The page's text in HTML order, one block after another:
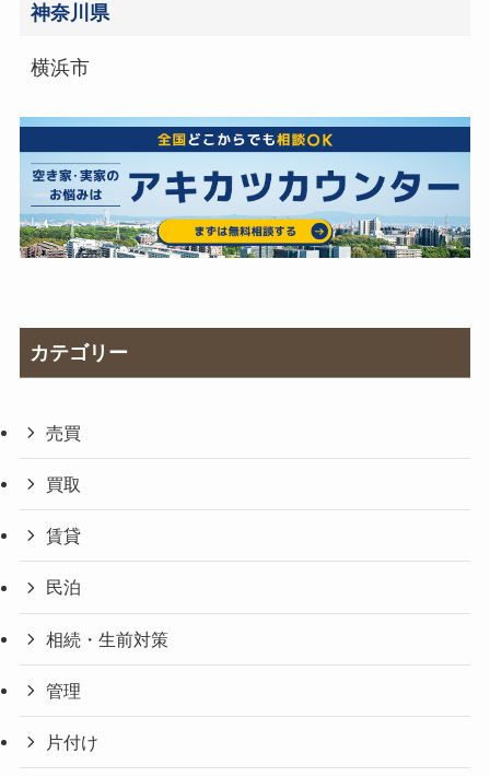
神奈川県
横浜市
カテゴリー
売買
買取
賃貸
民泊
相続・生前対策
管理
片付け